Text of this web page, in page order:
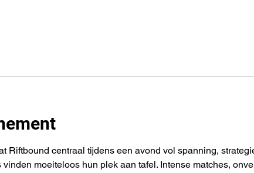
Riftbound centraal tijdens een avond vol spanning,
moeiteloos hun plek aan tafel. Intense matches,